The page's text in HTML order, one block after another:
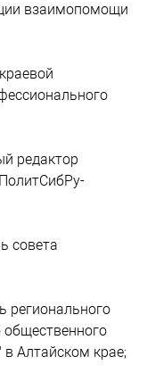
взаимопомощи
редактор
совета
регионального
общественного
Алтайском крае;